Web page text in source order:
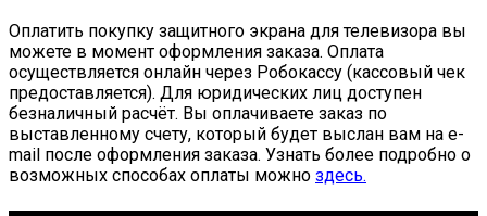
Оплатить покупку защитного экрана для телевизора вы
можете в момент оформления заказа. Оплата
осуществляется онлайн через Робокассу (кассовый чек
предоставляется). Для юридических лиц доступен
безналичный расчёт. Вы оплачиваете заказ по
выставленному счету, который будет выслан вам на e-
mail после оформления заказа. Узнать более подробно о
возможных способах оплаты можно здесь.